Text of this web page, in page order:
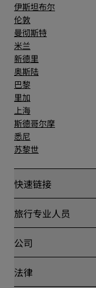
伊斯坦布尔
伦敦
曼彻斯特
米兰
新德里
奥斯陆
巴黎
里加
上海
斯德哥尔摩
悉尼
苏黎世
快速链接
丽赏会
Blog
目的地
丽笙酒店集团APP
旅行专业人员
合作伙伴
公司
丽笙酒店集团
法律